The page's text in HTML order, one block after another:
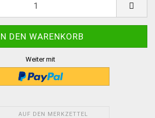
Weiter mit
AUF DEN MERKZETTEL